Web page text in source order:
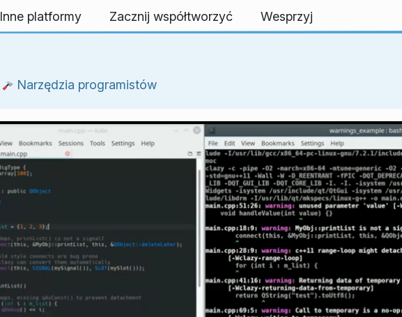
Inne platformy Zacznij współtworzyć Wesprzyj
Narzędzia programistów